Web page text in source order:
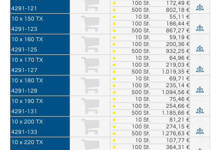
4291-121
100 St.
172,49 €
500 St.
802,18 €
10 x 150 TX
4291-123
10 St.
55,11 €
100 St.
186,44 €
500 St.
867,27 €
10 x 160 TX
4291-125
10 St.
59,19 €
100 St.
200,36 €
500 St.
932,25 €
10 x 170 TX
4291-127
10 St.
64,96 €
100 St.
219,03 €
500 St.
1.019,35 €
10 x 180 TX
4291-129
10 St.
69,71 €
100 St.
235,14 €
500 St.
1.094,56 €
10 x 190 TX
4291-131
10 St.
75,46 €
100 St.
254,66 €
500 St.
1.185,66 €
10 x 200 TX
4291-133
10 St.
81,21 €
100 St.
274,15 €
500 St.
1.276,63 €
10 x 220 TX
10 St.
107,77 €
100 St.
364,31 €